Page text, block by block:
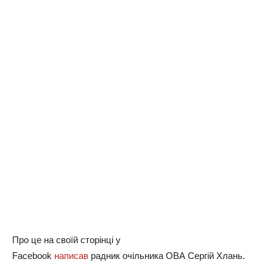
Про це на своїй сторінці у
Facebook написав радник очільника ОВА Сергій Хлань.